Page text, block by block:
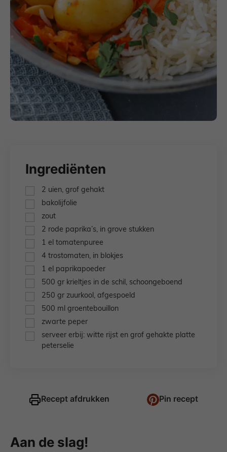
Ingrediënten
▢
2 uien, grof gehakt
▢bakolijfolie
▢
zout
▢
2 rode paprika’s, in grove stukken
▢1 el tomatenpuree
▢
4 trostomaten, in blokjes
▢1 el paprikapoeder
▢
500 gr krieltjes in de schil, schoongeboend
▢
250 gr zuurkool, afgespoeld
▢
500 ml groentebouillon
▢
zwarte peper
▢
serveer erbij: witte rijst en grof gehakte platte
peterselie
Recept afdrukken Pin recept
Aan de slag!